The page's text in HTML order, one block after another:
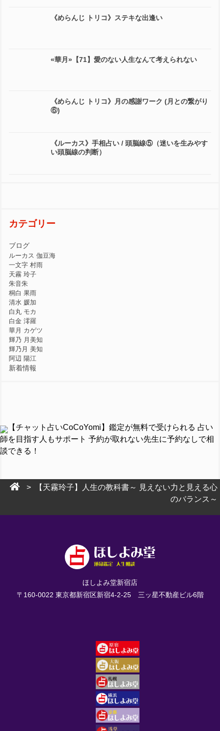
《めらんじ トリコ》ステキな出逢い
«華月»【71】愛のない人生なんて考えられない
《めらんじ トリコ》月の感謝ワーク (月との繋がり
⑥)
《ルーカス》手相占い / 頭脳線⑤（迷いを生みやす
い頭脳線の判断）
カテゴリー
ブログ
ルーカス 伽豆海
一文字 村雨
天霧 玲子
朱音朱
桐白 果雨
清水 媛加
白丸 モカ
白金 澪羅
華月 カゲツ
輝乃 月美知
輝乃月 美知
阿辺 陽江
新着情報
【チャット占いCoCoYomi】鑑定が無料で受けられる 占い
師を目指す人もサポート 予約が取れない先生に予約なしで相
談できる！
> 【天霧玲子】人生の教科書～ 見えない力と見える心
のバランス～
ほしよみ堂新宿店
〒160-0022 東京都新宿区新宿4-2-25 三ッ星不動産ビル6階